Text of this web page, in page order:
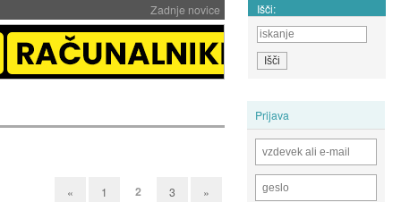
Zadnje novice Išči:
Prijava
« 1 2 3 »